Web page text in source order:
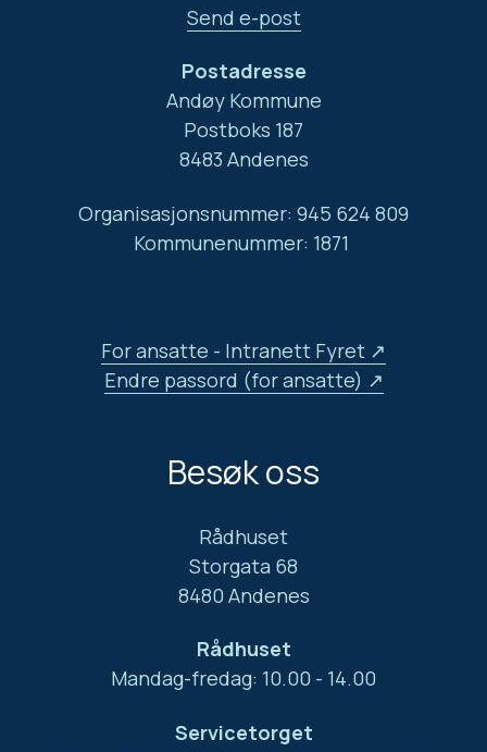
Send e-post
Postadresse
Andøy Kommune
Postboks 187
8483 Andenes
Organisasjonsnummer: 945 624 809
Kommunenummer: 1871
For ansatte - Intranett Fyret
Endre passord (for ansatte)
Besøk oss
Rådhuset
Storgata 68
8480 Andenes
Rådhuset
Mandag-fredag: 10.00 - 14.00
Servicetorget